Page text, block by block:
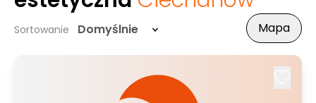
Sortowanie Domyślnie Mapa